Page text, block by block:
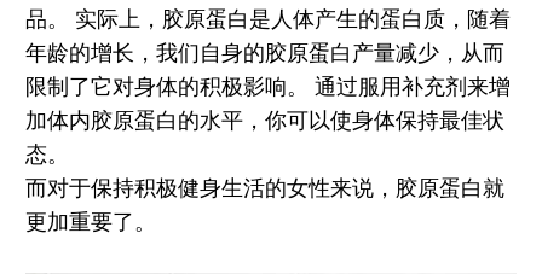
品。 实际上，胶原蛋白是人体产生的蛋白质，随着
年龄的增长，我们自身的胶原蛋白产量减少，从而
限制了它对身体的积极影响。 通过服用补充剂来增
加体内胶原蛋白的水平，你可以使身体保持最佳状
态。
而对于保持积极健身生活的女性来说，胶原蛋白就
更加重要了。